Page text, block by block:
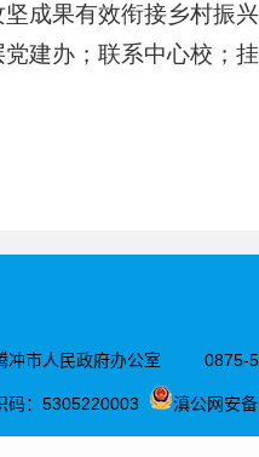
成果有效衔接乡村振
建办；联系中心校 ；